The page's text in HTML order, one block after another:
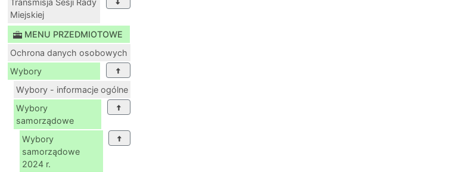
Miejskiej
MENU PRZEDMIOTOWE
Ochrona danych osobowych
Wybory
Wybory - informacje ogólne
Wybory
samorządowe
Wybory
samorządowe
2024 r.